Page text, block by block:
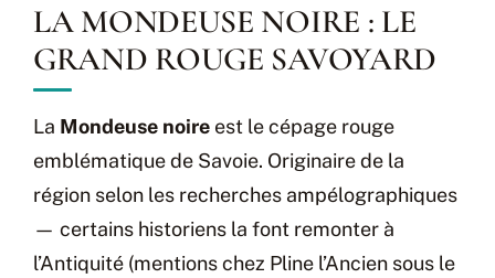
LA MONDEUSE NOIRE : LE
GRAND ROUGE SAVOYARD
La Mondeuse noire est le cépage rouge
emblématique de Savoie. Originaire de la
région selon les recherches ampélographiques
— certains historiens la font remonter à
l’Antiquité (mentions chez Pline l’Ancien sous le